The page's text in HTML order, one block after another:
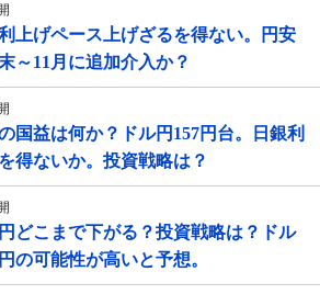
上げペース上げざるを得ない。円安
～11月に追加介入か？
国益は何か？ドル円157円台。日銀利
得ないか。投資戦略は？
どこまで下がる？投資戦略は？ドル
の可能性が高いと予想。